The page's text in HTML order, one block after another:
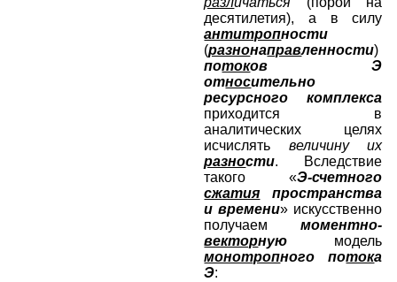
десятилетия), а в силу
антитропности
(разнонаправленности)
потоков Э
относительно
ресурсного комплекса
приходится в
аналитических целях
исчислять величину их
разности. Вследствие
такого «Э-счетного
сжатия пространства
и времени» искусственно
получаеммоментно-
векторную модель
монотропного потока
Э: